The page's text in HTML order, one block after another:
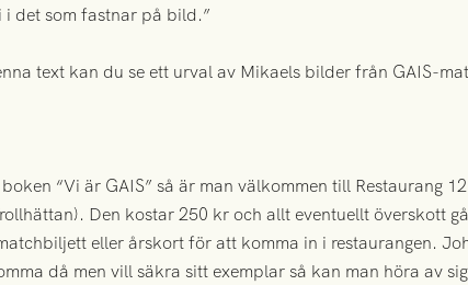
i det som fastnar på bild.”
text kan du se ett urval av Mikaels bilder från GAIS-
“Vi är GAIS” så är man välkommen till Restaurang
Den kostar 250 kr och allt eventuellt överskott
eller årskort för att komma in i restaurangen.
då men vill säkra sitt exemplar så kan man höra av